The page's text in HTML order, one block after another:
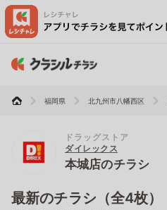
福岡県 北九州市八幡西区
ドラッグストア
ダイレックス
本城店のチラシ
最新のチラシ（全4枚）